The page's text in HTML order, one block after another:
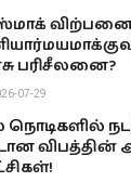
பரிசீலனை?
07-29
நொடிகளில்
விபத்தின்